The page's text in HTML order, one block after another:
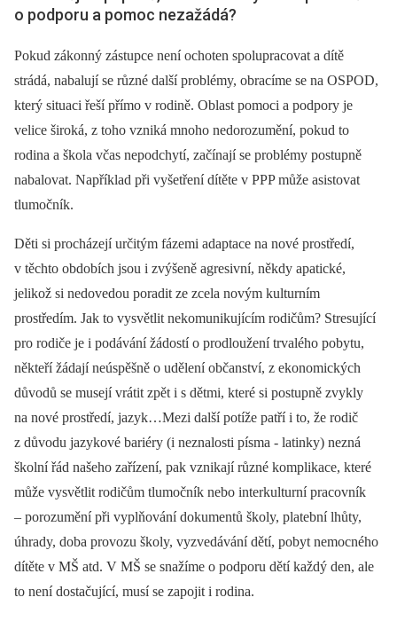
o podporu a pomoc nezažádá?
Pokud zákonný zástupce není ochoten spolupracovat a dítě
strádá, nabalují se různé další problémy, obracíme se na OSPOD,
který situaci řeší přímo v rodině. Oblast pomoci a podpory je
velice široká, z toho vzniká mnoho nedorozumění, pokud to
rodina a škola včas nepodchytí, začínají se problémy postupně
nabalovat. Například při vyšetření dítěte v PPP může asistovat
tlumočník.
Děti si procházejí určitým fázemi adaptace na nové prostředí,
v těchto obdobích jsou i zvýšeně agresivní, někdy apatické,
jelikož si nedovedou poradit ze zcela novým kulturním
prostředím. Jak to vysvětlit nekomunikujícím rodičům? Stresující
pro rodiče je i podávání žádostí o prodloužení trvalého pobytu,
někteří žádají neúspěšně o udělení občanství, z ekonomických
důvodů se musejí vrátit zpět i s dětmi, které si postupně zvykly
na nové prostředí, jazyk…Mezi další potíže patří i to, že rodič
z důvodu jazykové bariéry (i neznalosti písma -⁠ latinky) nezná
školní řád našeho zařízení, pak vznikají různé komplikace, které
může vysvětlit rodičům tlumočník nebo interkulturní pracovník
–⁠ porozumění při vyplňování dokumentů školy, platební lhůty,
úhrady, doba provozu školy, vyzvedávání dětí, pobyt nemocného
dítěte v MŠ atd. V MŠ se snažíme o podporu dětí každý den, ale
to není dostačující, musí se zapojit i rodina.